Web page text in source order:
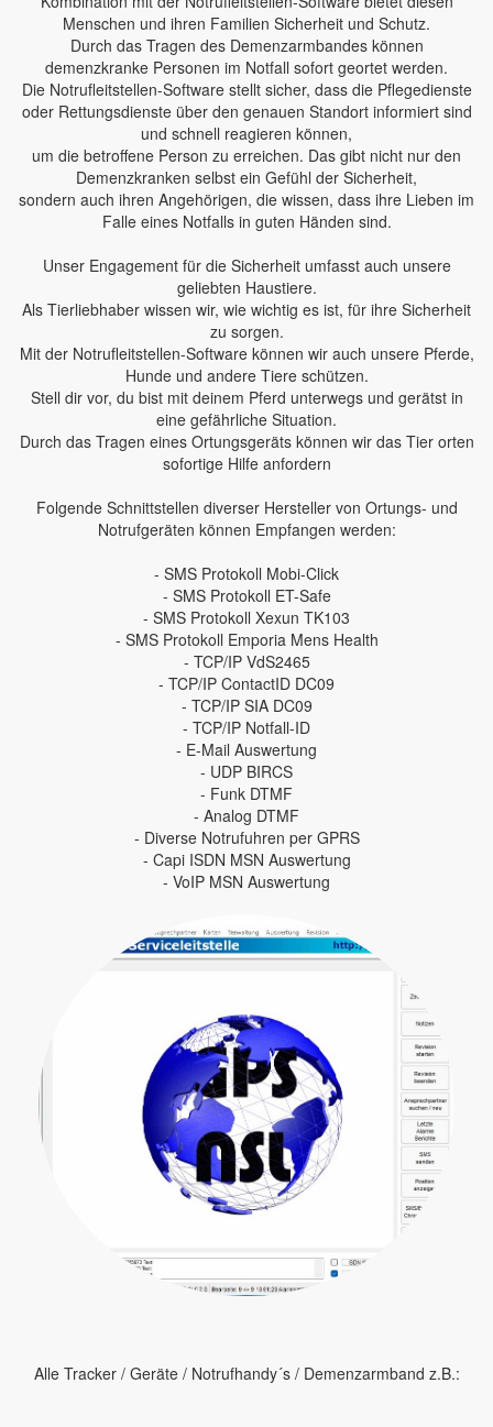
Menschen und ihren Familien Sicherheit und Schutz.
Durch das Tragen des Demenzarmbandes können
demenzkranke Personen im Notfall sofort geortet werden.
Die Notrufleitstellen-Software stellt sicher, dass die Pflegedienste
oder Rettungsdienste über den genauen Standort informiert sind
und schnell reagieren können,
um die betroffene Person zu erreichen. Das gibt nicht nur den
Demenzkranken selbst ein Gefühl der Sicherheit,
sondern auch ihren Angehörigen, die wissen, dass ihre Lieben im
Falle eines Notfalls in guten Händen sind.
Unser Engagement für die Sicherheit umfasst auch unsere
geliebten Haustiere.
Als Tierliebhaber wissen wir, wie wichtig es ist, für ihre Sicherheit
zu sorgen.
Mit der Notrufleitstellen-Software können wir auch unsere Pferde,
Hunde und andere Tiere schützen.
Stell dir vor, du bist mit deinem Pferd unterwegs und gerätst in
eine gefährliche Situation.
Durch das Tragen eines Ortungsgeräts können wir das Tier orten
sofortige Hilfe anfordern
Folgende Schnittstellen diverser Hersteller von Ortungs- und
Notrufgeräten können Empfangen werden:
- SMS Protokoll Mobi-Click
- SMS Protokoll ET-Safe
- SMS Protokoll Xexun TK103
- SMS Protokoll Emporia Mens Health
- TCP/IP VdS2465
- TCP/IP ContactID DC09
- TCP/IP SIA DC09
- TCP/IP Notfall-ID
- E-Mail Auswertung
- UDP BIRCS
- Funk DTMF
- Analog DTMF
- Diverse Notrufuhren per GPRS
- Capi ISDN MSN Auswertung
- VoIP MSN Auswertung
Alle Tracker / Geräte / Notrufhandy´s / Demenzarmband z.B.: